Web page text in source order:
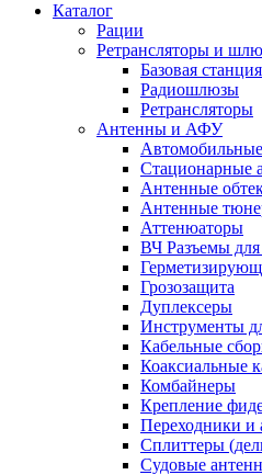
Каталог
Рации
Ретрансляторы и
Базовая станция
Радиошлюзы
Ретрансляторы
Антенны и АФУ
Стационарные
Антенные
Антенные
Аттенюаторы
ВЧ Разъемы для
Грозозащита
Дуплексеры
Инструменты
Кабельные
Коаксиальные
Комбайнеры
Крепление
Переходники и
Сплиттеры
Судовые